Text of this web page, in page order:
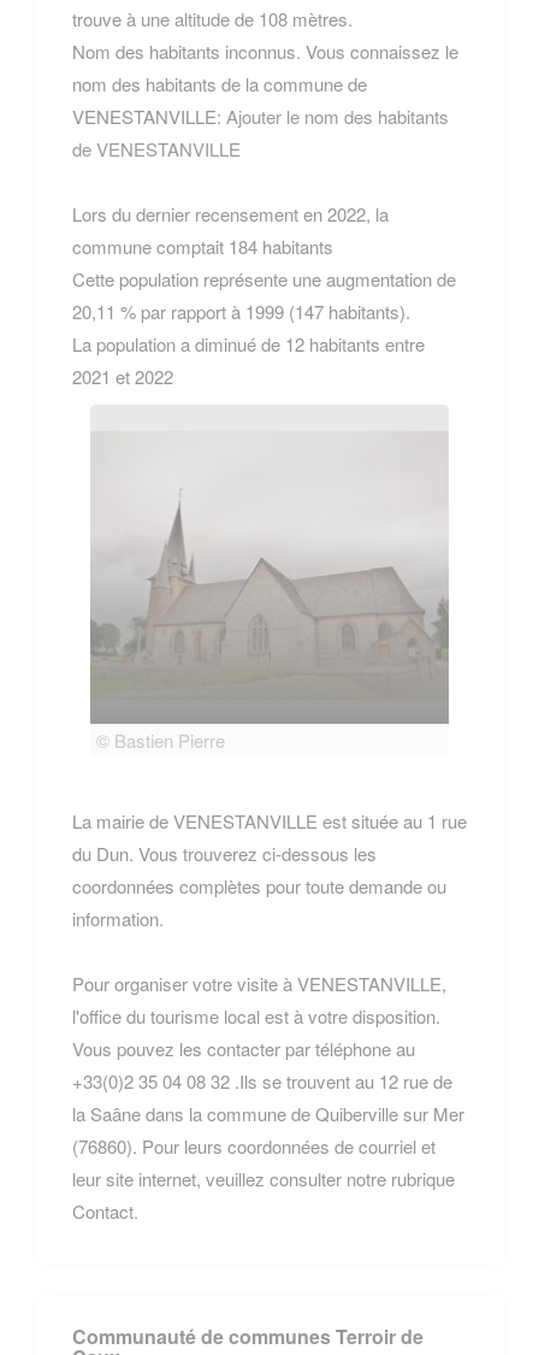
trouve à une altitude de 108 mètres.
Nom des habitants inconnus. Vous connaissez le
nom des habitants de la commune de
VENESTANVILLE: Ajouter le nom des habitants
de VENESTANVILLE
Lors du dernier recensement en 2022, la
commune comptait 184 habitants
Cette population représente une augmentation de
20,11 % par rapport à 1999 (147 habitants).
La population a diminué de 12 habitants entre
2021 et 2022
© Bastien Pierre
La mairie de VENESTANVILLE est située au 1 rue
du Dun. Vous trouverez ci-dessous les
coordonnées complètes pour toute demande ou
information.
Pour organiser votre visite à VENESTANVILLE,
l'office du tourisme local est à votre disposition.
Vous pouvez les contacter par téléphone au
+33(0)2 35 04 08 32 .Ils se trouvent au 12 rue de
la Saâne dans la commune de Quiberville sur Mer
(76860). Pour leurs coordonnées de courriel et
leur site internet, veuillez consulter notre rubrique
Contact.
Communauté de communes Terroir de